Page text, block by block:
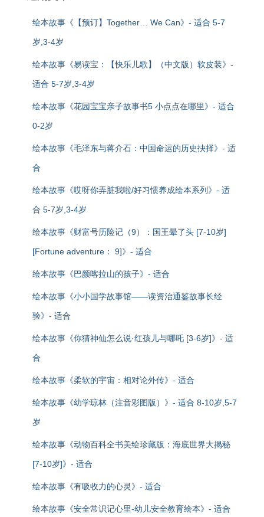
绘本故事《【预订】Together… We Can》- 适合 5-7
岁,3-4岁
绘本故事《易读宝：【快乐儿歌】（中文版）软皮装》-
适合 5-7岁,3-4岁
绘本故事《花园宝宝亲子故事书5 小点点在哪里》- 适合
0-2岁
绘本故事《毛泽东与蒋介石：中国命运的历史抉择》- 适
合
绘本故事《哎呀你弄脏我啦/好习惯养成绘本系列》- 适
合 5-7岁,3-4岁
绘本故事《财富号历险记（9）：国王晕了头 [7-10岁]
[Fortune adventure： 9]》- 适合
绘本故事《巴颜喀拉山的孩子》- 适合
绘本故事《小小国学故事馆——读资治通鉴故事长经
验》- 适合
绘本故事《你猜神仙怎么说·红孩儿与哪吒 [3-6岁]》- 适
合
绘本故事《柔软的宇宙：相对论外传》- 适合
绘本故事《幼学琼林（注音彩图版）》- 适合 8-10岁,5-7
岁
绘本故事《动物百科全书美绘珍藏版：海底世界大揭秘
[7-10岁]》- 适合
绘本故事《有吸收力的心灵》- 适合
绘本故事《安全常识记心里-幼儿安全教育绘本》- 适合